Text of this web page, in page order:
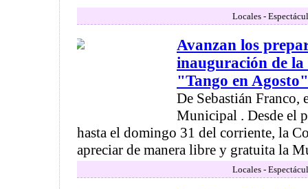
Locales -
Avanzan los
inauguración de
"Tango en Agosto"
De Sebastián Franco,
Municipal . Desde el
hasta el domingo 31 del corriente, la
apreciar de manera libre y gratuita la
Locales -